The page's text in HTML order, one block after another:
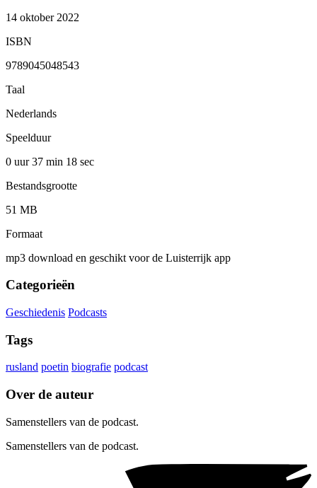
14 oktober 2022
ISBN
9789045048543
Taal
Nederlands
Speelduur
0 uur 37 min 18 sec
Bestandsgrootte
51 MB
Formaat
mp3 download en geschikt voor de Luisterrijk app
Categorieën
Geschiedenis Podcasts
Tags
rusland poetin biografie podcast
Over de auteur
Samenstellers van de podcast.
Samenstellers van de podcast.